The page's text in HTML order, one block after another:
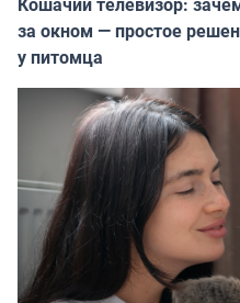
за окном — простое
у питомца